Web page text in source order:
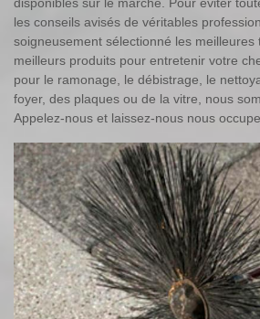
les conseils avisés de véritables
soigneusement sélectionné les meilleures
meilleurs produits pour entretenir votre
pour le ramonage, le débistrage, le
foyer, des plaques ou de la vitre, nous
Appelez-nous et laissez-nous nous